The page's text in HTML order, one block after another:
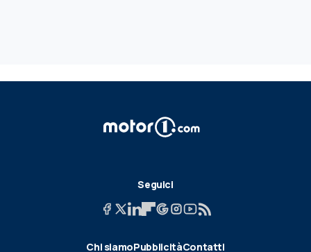
Seguici
Chi siamoPubblicitàContatti